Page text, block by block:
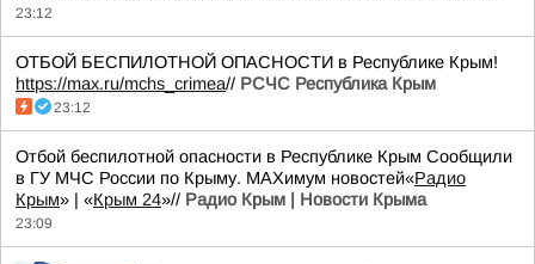
23:12
ОТБОЙ БЕСПИЛОТНОЙ ОПАСНОСТИ в Республике Крым!
https://max.ru/mchs_crimea// РСЧС Республика Крым
23:12
Отбой беспилотной опасности в Республике Крым Сообщили
в ГУ МЧС России по Крыму. MAXимум новостей«Радио
Крым» | «Крым 24»// Радио Крым | Новости Крыма
23:09